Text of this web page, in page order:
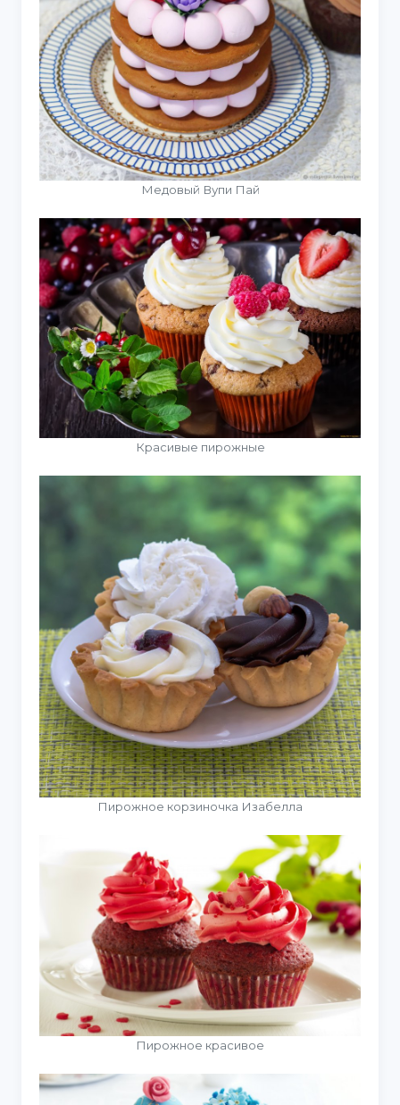
Медовый Вупи Пай
Красивые пирожные
Пирожное корзиночка Изабелла
Пирожное красивое